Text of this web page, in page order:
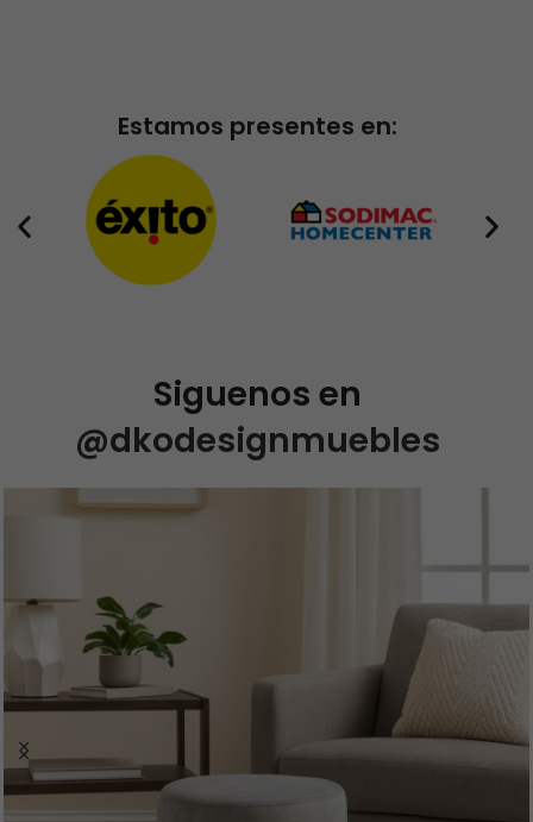
Estamos presentes en:
Siguenos en
@dkodesignmuebles